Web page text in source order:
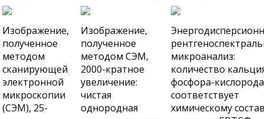
Изображение,
полученное
методом
сканирующей
электронной
микроскопии
(СЭМ), 25-
Изображение,
полученное
методом СЭМ,
2000-кратное
увеличение:
чистая
однородная
микроанализ:
количество
фосфора-кислорода
соответствует
химическому